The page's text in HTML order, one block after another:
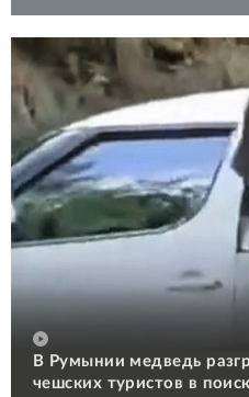
В Румынии медведь
чешских туристов в